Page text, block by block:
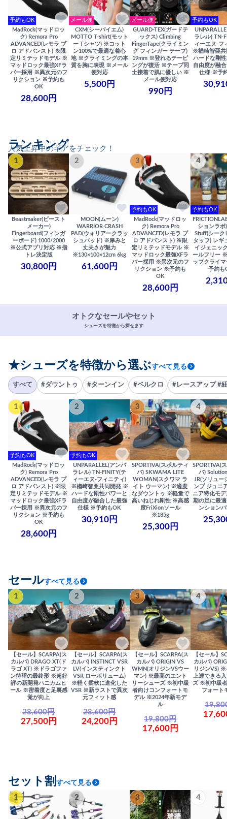
予約もOK
MadRock(マッドロッ
ク) Remora Pro
ADVANCED(レモラ プ
ロ アドバンスト) ※限
定リミテッドモデル ※
マッドロック最強XFラ
バー採用 ※異次元のフ
リクション ※予約も
OK
28,600円
メール便
CXM(シーバイエム)
MOTTO T-shirt(モット
ー Tシャツ) ※コット
ン100%で最適な着心
地 ※クライミングの本
質を胸に表現 ※メール
便対応
5,500円
メール便
GUARD-TEX(ガードテ
ックス) Climbing
FingerTape(クライミン
グ フィンガー テープ)
19mm ※登れるテーピ
ングが復活 ※テープ同
士接着で肌に優しい ※
メール便対応
990円
予約もOK
ラレル) TN-
ィーエヌ-フ
※楢崎智亜
ハードな剛
自由度が融
仕様 ※予
人気上昇中のギアをチェック！
ランキング
1
Beastmaker(ビースト
メーカー)
Fingerboard(フィンガ
ーボード) 1000/2000
※公式アプリ対応 ※指
トレ決定版
30,800円
2
MOON(ムーン)
WARRIOR CRASH
PAD(ウォリアークラッ
シュパッド) ※厚みと
丈夫さが魅力
※130×100×12cm 6kg
61,600円
3
予約もOK
MadRock(マッドロッ
ク) Remora Pro
ADVANCED(レモラ プ
ロ アドバンスト) ※限
定リミテッドモデル ※
マッドロック最強XFラ
バー採用 ※異次元のフ
リクション ※予約も
OK
28,600円
4
予約もOK
ションラボ
Stuff(シーク
タッフ) レギ
イジェニッ
ールフリー
ップクライ
予約も
オトクなセールやセット
シューズを特徴から探せます
★シューズを特徴から選ぶすべて見る
すべて #ダウントゥ #ターンイン #ベルクロ #レースアップ #
1
予約もOK
MadRock(マッドロッ
ク) Remora Pro
ADVANCED(レモラ プ
ロ アドバンスト) ※限
定リミテッドモデル ※
マッドロック最強XFラ
バー採用 ※異次元のフ
リクション ※予約も
OK
28,600円
2
予約もOK
UNPARALLEL(アンパ
ラレル) TN-FINITY(テ
ィーエヌ-フィニティ)
※楢崎智亜共同開発 ※
ハードな剛性パワーと
自由度が融合した最強
仕様 ※予約もOK
30,910円
3
SPORTIVA(スポルティ
バ) SKWAMA LITE
WOMAN(スクワマ ラ
イト ウーマン) ※適度
なダウントゥ ※軽量で
高いねじれ剛性 ※高感
度FriXionソール
※185g
25,300円
4
SPORTIVA(
バ)
JR(ソリュー
ンプ ジュニ
ニア特化モ
期の足に最
ンション
セールすべて見る
1
【セール】SCARPA(ス
カルパ) DRAGO XT(ド
ラゴ XT) ※ドラゴファ
ン待望の最終形 ※超好
評の新開発ハニカムヒ
ール ※密着度と足裏感
覚が向上
28,600円
27,500円
2
【セール】SCARPA(ス
カルパ) INSTINCT VSR
LV(インスティンクト
VSR ローボリューム)
※軽く柔軟に進化した
VSR ※新ラストで異次
元フィット感
28,600円
24,200円
3
【セール】SCARPA(ス
カルパ) ORIGIN VS
WMN(オリジンVSウー
マン) ※最高のエント
リーシューズ ※初中級
者向けコンフォートモ
デル ※2024年新モデ
ル
19,800円
17,600円
4
【セール】
カルパ)
リジンVS) ※
上達できる
ズ ※初中級
フォート
セット割 すべて見る
1 2 3 4